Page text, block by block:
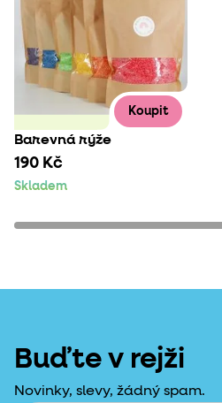
Koupit
Barevná rýže
190 Kč
Skladem
Buďte v rejži
Novinky, slevy, žádný spam.